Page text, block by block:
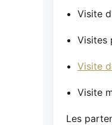
Visite
Visites
Visite
Visite
Les